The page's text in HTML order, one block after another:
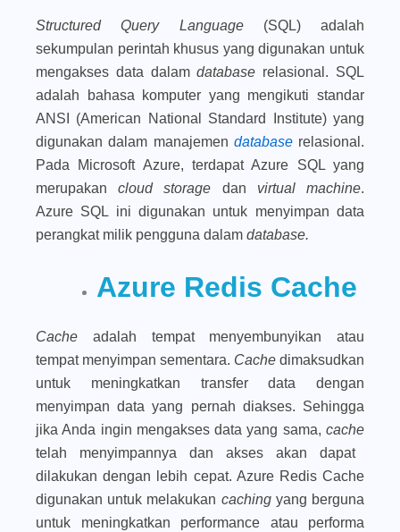
Structured Query Language(SQL) adalah
sekumpulan perintah khusus yang digunakan untuk
mengakses data dalamdatabase relasional. SQL
adalah bahasa komputer yang mengikuti standar
ANSI (American National Standard Institute) yang
digunakan dalam manajemen database relasional.
Pada Microsoft Azure, terdapat Azure SQL yang
merupakancloud storage dan virtual machine.
Azure SQL ini digunakan untuk menyimpan data
perangkat milik pengguna dalam database.
Azure Redis Cache
Cache adalah tempat menyembunyikan atau
tempat menyimpan sementara. Cache dimaksudkan
untuk meningkatkan transfer data dengan
menyimpan data yang pernah diakses. Sehingga
jika Anda ingin mengakses data yang sama, cache
telah menyimpannya dan akses akan dapat
dilakukan dengan lebih cepat. Azure Redis Cache
digunakan untuk melakukan cachingyang berguna
untuk meningkatkan performance atau performa